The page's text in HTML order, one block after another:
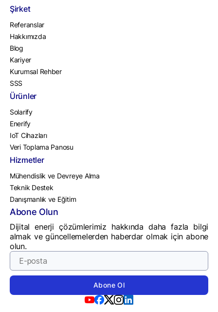
Şirket
Referanslar
Hakkımızda
Blog
Kariyer
Kurumsal Rehber
SSS
Ürünler
Solarify
Enerify
IoT Cihazları
Veri Toplama Panosu
Hizmetler
Mühendislik ve Devreye Alma
Teknik Destek
Danışmanlık ve Eğitim
Abone Olun
Dijital enerji çözümlerimiz hakkında daha fazla bilgi
almak ve güncellemelerden haberdar olmak için abone
olun.